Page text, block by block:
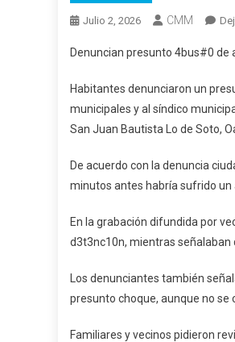
Julio 2, 2026 CMM
Denuncian presunto 4bus#0 de
Habitantes denunciaron un
municipales y al síndico
San Juan Bautista Lo de Soto,
De acuerdo con la denuncia
minutos antes habría sufrido un
En la grabación difundida por
d3t3nc10n, mientras señalaban
Los denunciantes también
presunto choque, aunque no se
Familiares y vecinos pidieron